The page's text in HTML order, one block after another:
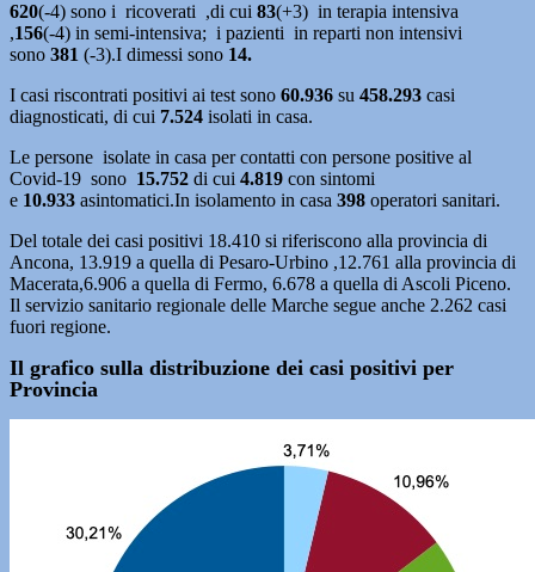
620(-4) sono i ricoverati ,di cui 83(+3) in terapia intensiva
,156(-4) in semi-intensiva; i pazienti in reparti non intensivi
sono 381 (-3).I dimessi sono 14.
I casi riscontrati positivi ai test sono 60.936 su 458.293 casi
diagnosticati, di cui 7.524 isolati in casa.
Le persone isolate in casa per contatti con persone positive al
Covid-19 sono 15.752 di cui 4.819 con sintomi
e 10.933 asintomatici.In isolamento in casa 398 operatori sanitari.
Del totale dei casi positivi 18.410 si riferiscono alla provincia di
Ancona, 13.919 a quella di Pesaro-Urbino ,12.761 alla provincia di
Macerata,6.906 a quella di Fermo, 6.678 a quella di Ascoli Piceno.
Il servizio sanitario regionale delle Marche segue anche 2.262 casi
fuori regione.
Il grafico sulla distribuzione dei casi positivi per
Provincia